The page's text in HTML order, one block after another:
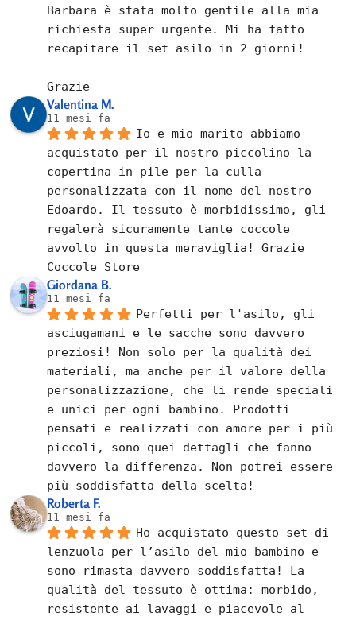
Barbara è stata molto gentile alla mia
richiesta super urgente. Mi ha fatto
recapitare il set asilo in 2 giorni!
Grazie
Valentina M.
11 mesi fa
Io e mio marito abbiamo
acquistato per il nostro piccolino la
copertina in pile per la culla
personalizzata con il nome del nostro
Edoardo. Il tessuto è morbidissimo, gli
regalerà sicuramente tante coccole
avvolto in questa meraviglia! Grazie
Coccole Store
Giordana B.
11 mesi fa
Perfetti per l'asilo, gli
asciugamani e le sacche sono davvero
preziosi! Non solo per la qualità dei
materiali, ma anche per il valore della
personalizzazione, che li rende speciali
e unici per ogni bambino. Prodotti
pensati e realizzati con amore per i più
piccoli, sono quei dettagli che fanno
davvero la differenza. Non potrei essere
più soddisfatta della scelta!
Roberta F.
11 mesi fa
Ho acquistato questo set di
lenzuola per l’asilo del mio bambino e
sono rimasta davvero soddisfatta! La
qualità del tessuto è ottima: morbido,
resistente ai lavaggi e piacevole al